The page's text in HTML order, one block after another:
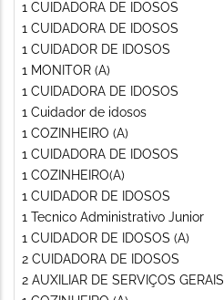
1 CUIDADORA DE IDOSOS
1 CUIDADORA DE IDOSOS
1 CUIDADOR DE IDOSOS
1 MONITOR (A)
1 CUIDADORA DE IDOSOS
1 Cuidador de idosos
1 COZINHEIRO (A)
1 CUIDADORA DE IDOSOS
1 COZINHEIRO(A)
1 CUIDADOR DE IDOSOS
1 Tecnico Administrativo Junior
1 CUIDADOR DE IDOSOS (A)
2 CUIDADORA DE IDOSOS
2 AUXILIAR DE SERVIÇOS GERAIS